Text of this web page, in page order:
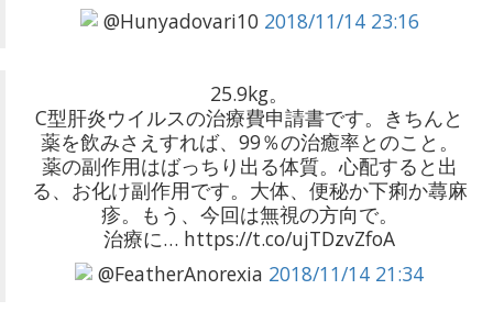
@Hunyadovari10 2018/11/14 23:16
25.9kg。
C型肝炎ウイルスの治療費申請書です。きちんと
薬を飲みさえすれば、99％の治癒率とのこと。
薬の副作用はばっちり出る体質。心配すると出
る、お化け副作用です。大体、便秘か下痢か蕁麻
疹。もう、今回は無視の方向で。
治療に… https://t.co/ujTDzvZfoA
@FeatherAnorexia 2018/11/14 21:34